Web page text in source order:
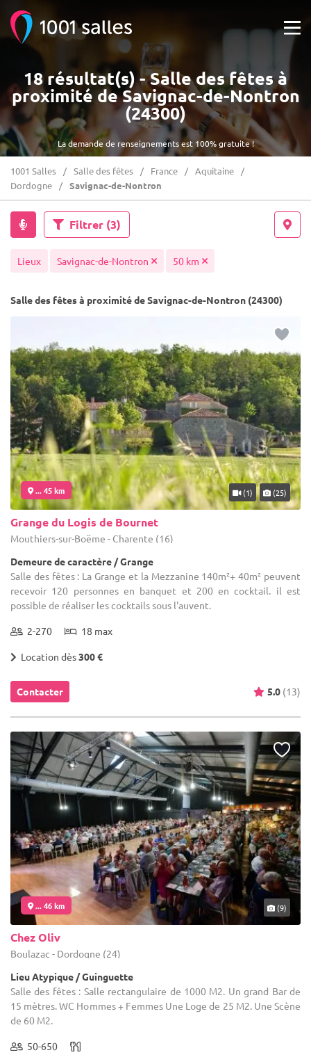
La demande de renseignements est 100% gratuite !
18 résultat(s) - Salle des fêtes à
proximité de Savignac-de-Nontron
(24300)
1001 Salles Salle des fêtes France
Aquitaine
Dordogne
Savignac-de-Nontron
Filtrer (3)
Lieux Savignac-de-Nontron 50 km
Salle des fêtes à proximité de Savignac-de-Nontron (24300)
... 45 km (1) (25)
Grange du Logis de Bournet
Mouthiers-sur-Boëme - Charente (16)
Demeure de caractère / Grange
Salle des fêtes : La Grange et la Mezzanine 140m²+ 40m² peuvent
recevoir 120 personnes en banquet et 200 en cocktail. il est
possible de réaliser les cocktails sous l'auvent.
2-270 18 max
Location dès300 €
Contacter 5.0 (13)
... 46 km (9)
Chez Oliv
Boulazac - Dordogne (24)
Lieu Atypique / Guinguette
Salle des fêtes : Salle rectangulaire de 1000 M2. Un grand Bar de
15 mètres. WC Hommes + Femmes Une Loge de 25 M2. Une Scène
de 60 M2.
50-650